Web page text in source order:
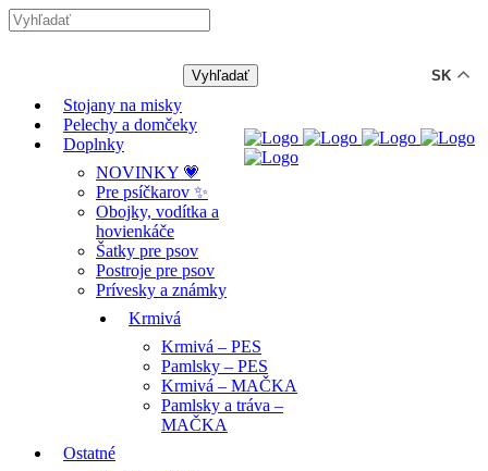
Stojany na misky
Pelechy a domčeky
Doplnky
NOVINKY 💗
Pre psíčkarov ✨
Obojky, vodítka a
hovienkáče
Šatky pre psov
Postroje pre psov
Prívesky a známky
Krmivá
Krmivá – PES
Pamlsky – PES
Krmivá – MAČKA
Pamlsky a tráva –
MAČKA
Ostatné
SK
-12% ZĽAVA s kódom "LETO12" ☀️